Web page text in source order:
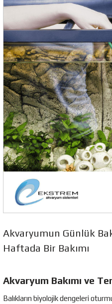
Akvaryumun Günlük
Haftada Bir Bakımı
Akvaryum Bakımı ve
Balıkların biyolojik dengeleri